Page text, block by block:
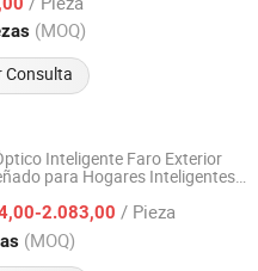
(MOQ)
Consulta
Desde 2026
Inteligente Faro Exterior
para Hogares Inteligentes
2.083,00 / Pieza
(MOQ)
Technology Co., Ltd.
2025